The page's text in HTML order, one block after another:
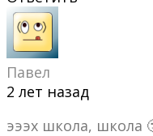
Павел
2 лет назад
эээх школа, школа